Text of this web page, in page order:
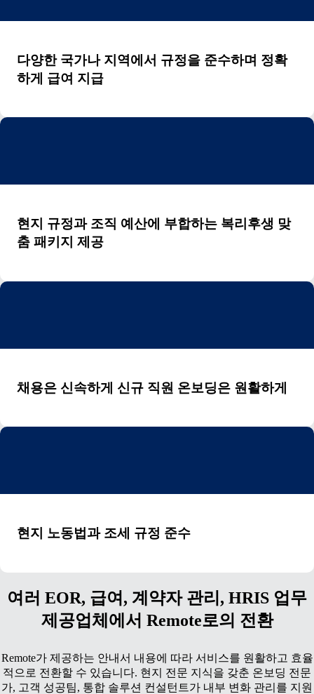
다양한 국가나 지역에서 규정을 준수하며 정확
하게 급여 지급
현지 규정과 조직 예산에 부합하는 복리후생 맞
춤 패키지 제공
채용은 신속하게 신규 직원 온보딩은 원활하게
현지 노동법과 조세 규정 준수
여러 EOR, 급여, 계약자 관리, HRIS 업무
제공업체에서 Remote로의 전환
Remote가 제공하는 안내서 내용에 따라 서비스를 원활하고 효율
적으로 전환할 수 있습니다. 현지 전문 지식을 갖춘 온보딩 전문
가, 고객 성공팀, 통합 솔루션 컨설턴트가 내부 변화 관리를 지원